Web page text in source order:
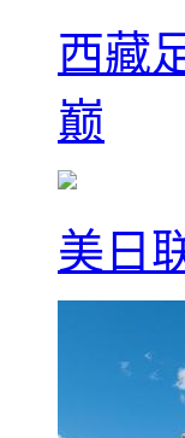
西藏
巅
美日